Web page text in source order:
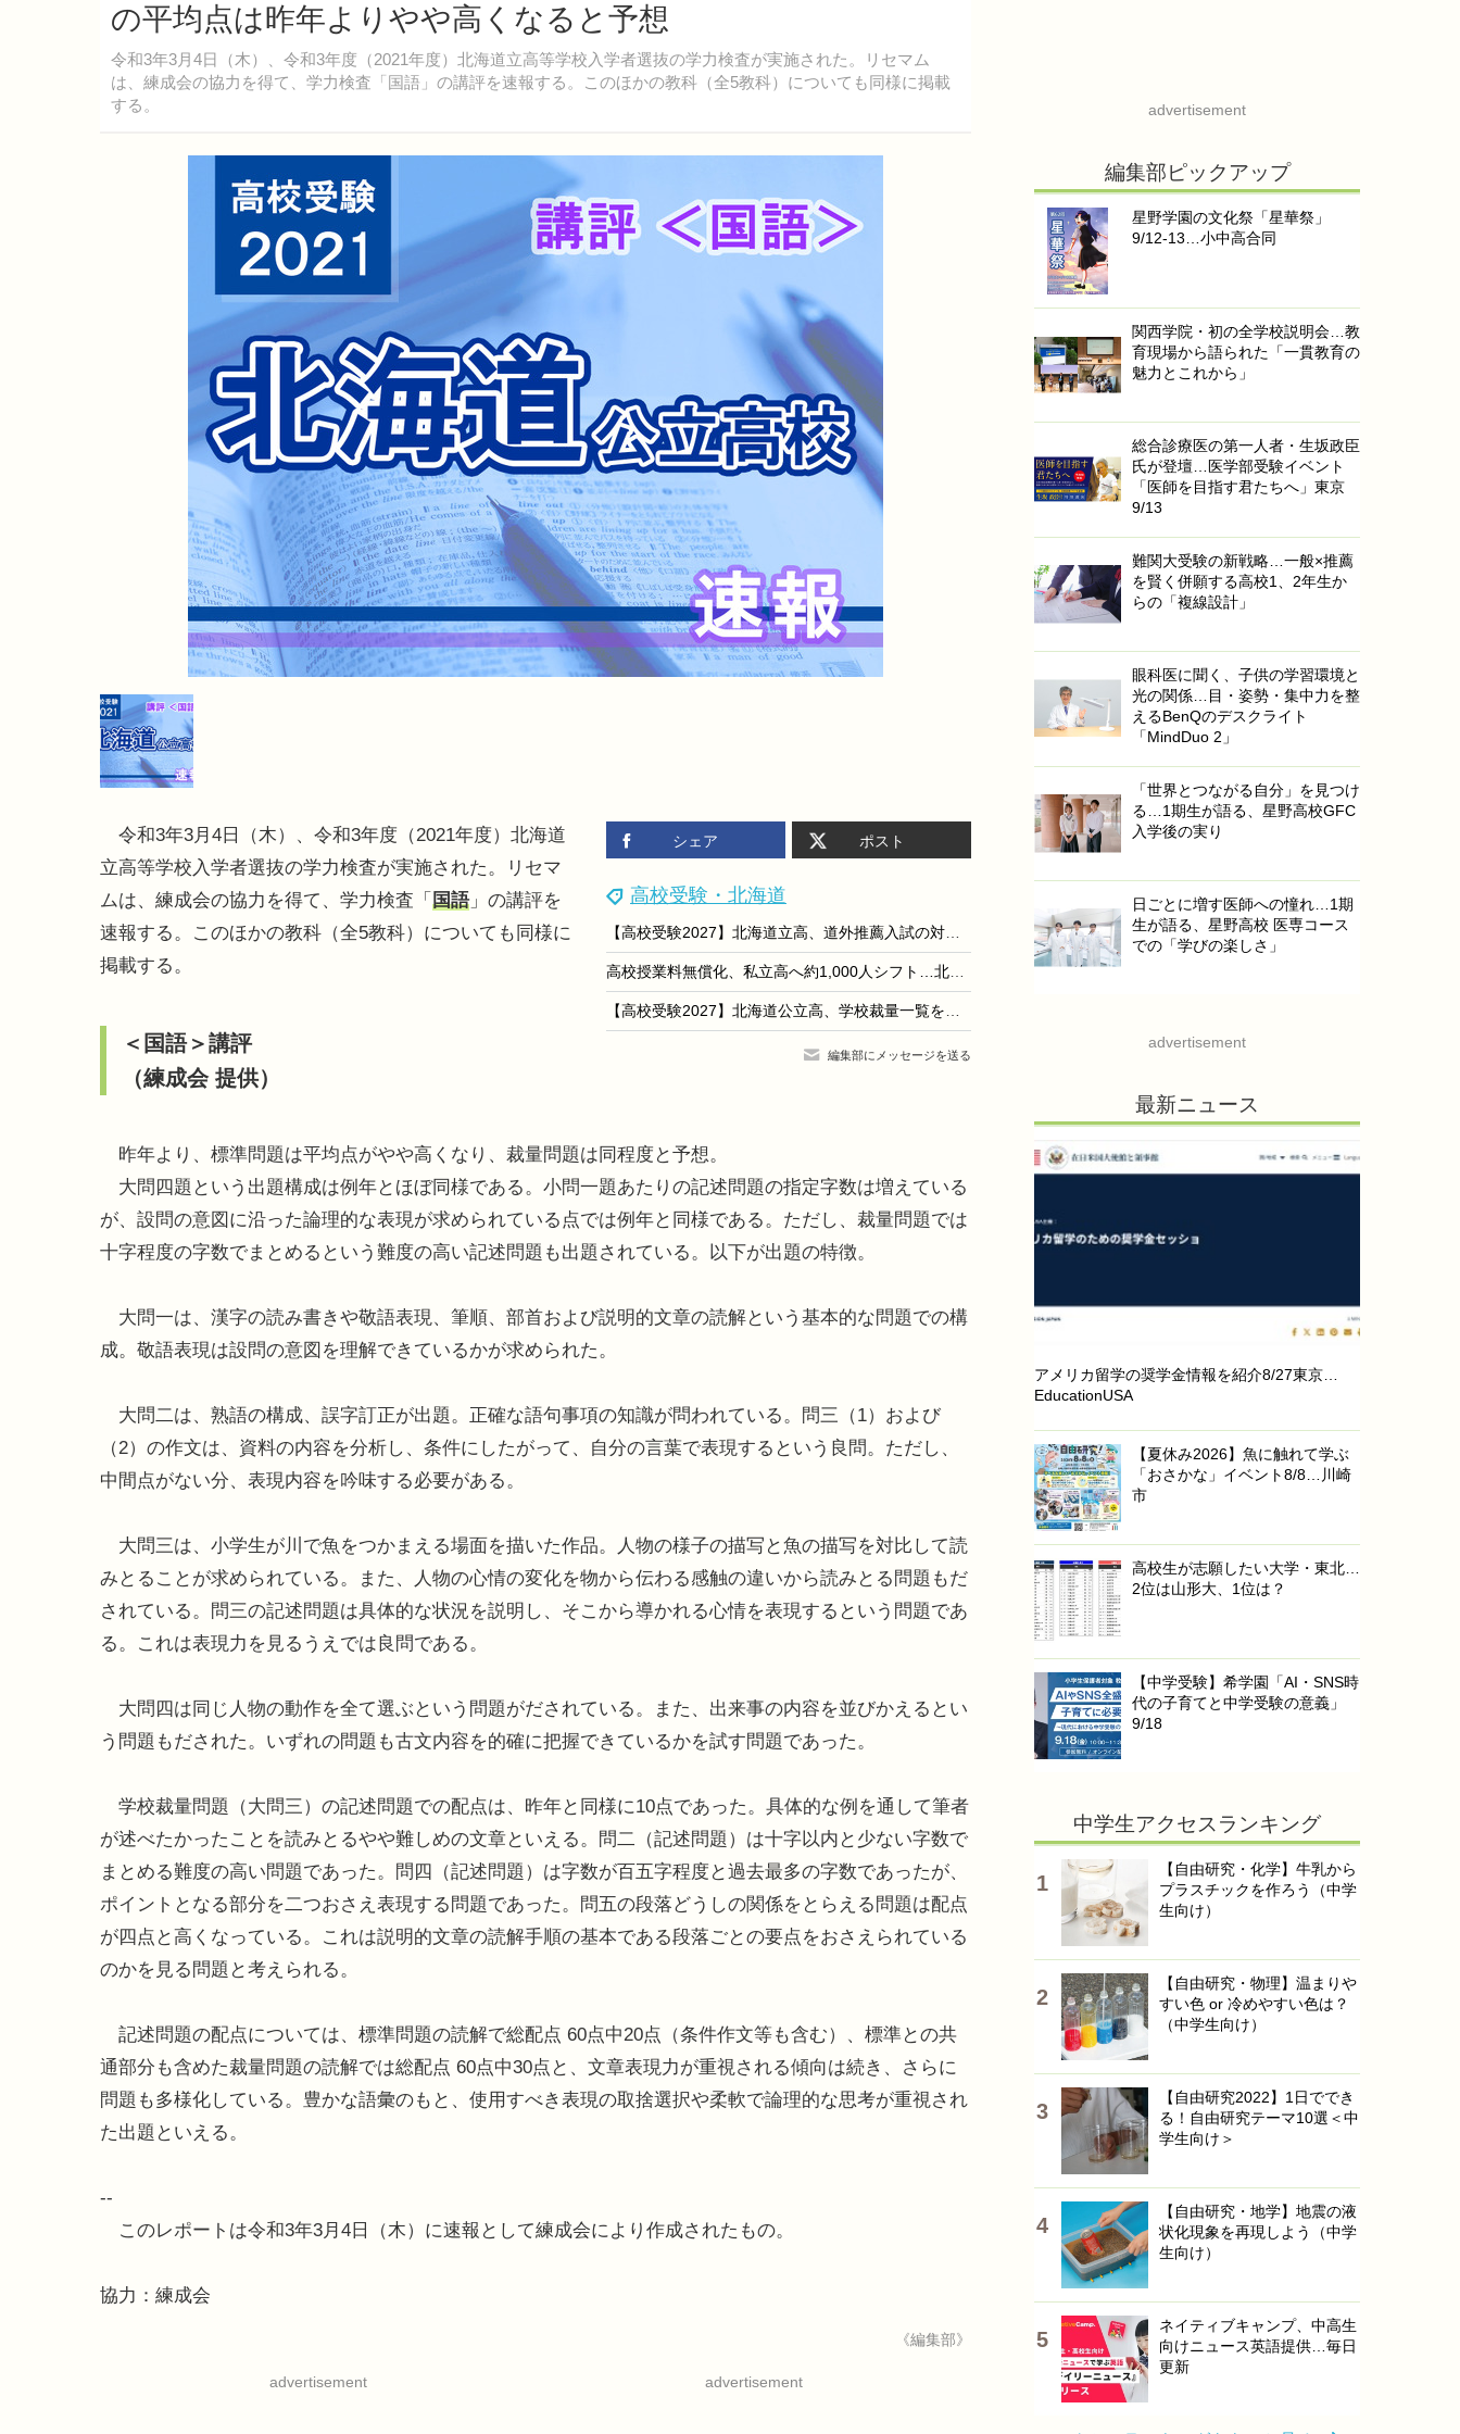
の平均点は昨年よりやや高くなると予想
令和3年3月4日（木）、令和3年度（2021年度）北海道立高等学校入学者選抜の学力検査が実施された。リセマム
は、練成会の協力を得て、学力検査「国語」の講評を速報する。このほかの教科（全5教科）についても同様に掲載
する。
シェア ポスト
高校受験・北海道
【高校受験2027】北海道立高、道外推薦入試の対象54校79学科を掲載
高校授業料無償化、私立高へ約1,000人シフト…北海道教委が分析
【高校受験2027】北海道公立高、学校裁量一覧を公表…傾斜配点は12校
編集部にメッセージを送る
令和3年3月4日（木）、令和3年度（2021年度）北海道
立高等学校入学者選抜の学力検査が実施された。リセマ
ムは、練成会の協力を得て、学力検査「 国語」の講評を
速報する。このほかの教科（全5教科）についても同様に
掲載する。
＜国語＞講評
（練成会 提供）
昨年より、標準問題は平均点がやや高くなり、裁量問題は同程度と予想。
大問四題という出題構成は例年とほぼ同様である。小問一題あたりの記述問題の指定字数は増えている
が、設問の意図に沿った論理的な表現が求められている点では例年と同様である。ただし、裁量問題では
十字程度の字数でまとめるという難度の高い記述問題も出題されている。以下が出題の特徴。
大問一は、漢字の読み書きや敬語表現、筆順、部首および説明的文章の読解という基本的な問題での構
成。敬語表現は設問の意図を理解できているかが求められた。
大問二は、熟語の構成、誤字訂正が出題。正確な語句事項の知識が問われている。問三（1）および
（2）の作文は、資料の内容を分析し、条件にしたがって、自分の言葉で表現するという良問。ただし、
中間点がない分、表現内容を吟味する必要がある。
大問三は、小学生が川で魚をつかまえる場面を描いた作品。人物の様子の描写と魚の描写を対比して読
みとることが求められている。また、人物の心情の変化を物から伝わる感触の違いから読みとる問題もだ
されている。問三の記述問題は具体的な状況を説明し、そこから導かれる心情を表現するという問題であ
る。これは表現力を見るうえでは良問である。
大問四は同じ人物の動作を全て選ぶという問題がだされている。また、出来事の内容を並びかえるとい
う問題もだされた。いずれの問題も古文内容を的確に把握できているかを試す問題であった。
学校裁量問題（大問三）の記述問題での配点は、昨年と同様に10点であった。具体的な例を通して筆者
が述べたかったことを読みとるやや難しめの文章といえる。問二（記述問題）は十字以内と少ない字数で
まとめる難度の高い問題であった。問四（記述問題）は字数が百五字程度と過去最多の字数であったが、
ポイントとなる部分を二つおさえ表現する問題であった。問五の段落どうしの関係をとらえる問題は配点
が四点と高くなっている。これは説明的文章の読解手順の基本である段落ごとの要点をおさえられている
のかを見る問題と考えられる。
記述問題の配点については、標準問題の読解で総配点 60点中20点（条件作文等も含む）、標準との共
通部分も含めた裁量問題の読解では総配点 60点中30点と、文章表現力が重視される傾向は続き、さらに
問題も多様化している。豊かな語彙のもと、使用すべき表現の取捨選択や柔軟で論理的な思考が重視され
た出題といえる。
--
このレポートは令和3年3月4日（木）に速報として練成会により作成されたもの。
協力：練成会
《編集部》
advertisement advertisement
advertisement
編集部ピックアップ
星野学園の文化祭「星華祭」
9/12-13…小中高合同
関西学院・初の全学校説明会…教
育現場から語られた「一貫教育の
魅力とこれから」
総合診療医の第一人者・生坂政臣
氏が登壇…医学部受験イベント
「医師を目指す君たちへ」東京
9/13
難関大受験の新戦略…一般×推薦
を賢く併願する高校1、2年生か
らの「複線設計」
眼科医に聞く、子供の学習環境と
光の関係…目・姿勢・集中力を整
えるBenQのデスクライト
「MindDuo 2」
「世界とつながる自分」を見つけ
る…1期生が語る、星野高校GFC
入学後の実り
日ごとに増す医師への憧れ…1期
生が語る、星野高校 医専コース
での「学びの楽しさ」
advertisement
最新ニュース
アメリカ留学の奨学金情報を紹介8/27東京…
EducationUSA
【夏休み2026】魚に触れて学ぶ
「おさかな」イベント8/8…川崎
市
高校生が志願したい大学・東北…
2位は山形大、1位は？
【中学受験】希学園「AI・SNS時
代の子育てと中学受験の意義」
9/18
中学生アクセスランキング
【自由研究・化学】牛乳から
プラスチックを作ろう（中学
生向け）
【自由研究・物理】温まりや
すい色 or 冷めやすい色は？
（中学生向け）
【自由研究2022】1日ででき
る！自由研究テーマ10選＜中
学生向け＞
【自由研究・地学】地震の液
状化現象を再現しよう（中学
生向け）
ネイティブキャンプ、中高生
向けニュース英語提供…毎日
更新